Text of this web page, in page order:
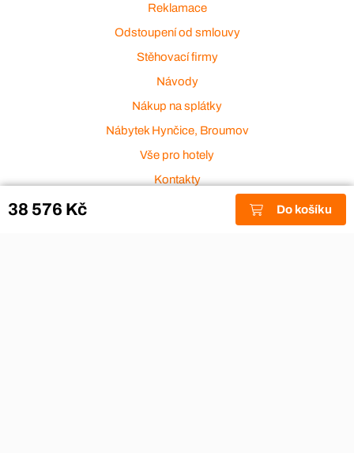
38 576 Kč Do košíku
Reklamace
Odstoupení od smlouvy
Stěhovací firmy
Návody
Nákup na splátky
Nábytek Hynčice, Broumov
Vše pro hotely
Kontakty
Přijímáme platební karty